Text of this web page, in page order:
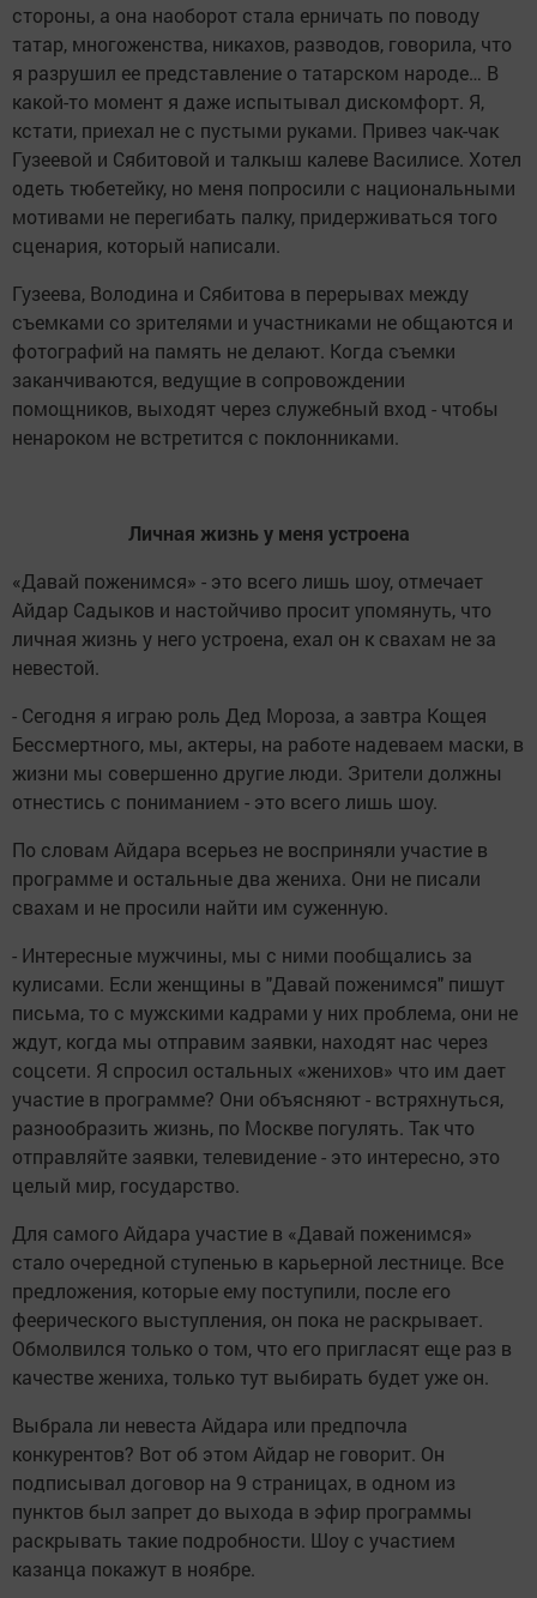
стороны, а она наоборот стала ерничать по поводу
татар, многоженства, никахов, разводов, говорила, что
я разрушил ее представление о татарском народе… В
какой-то момент я даже испытывал дискомфорт. Я,
кстати, приехал не с пустыми руками. Привез чак-чак
Гузеевой и Сябитовой и талкыш калеве Василисе. Хотел
одеть тюбетейку, но меня попросили с национальными
мотивами не перегибать палку, придерживаться того
сценария, который написали.
Гузеева, Володина и Сябитова в перерывах между
съемками со зрителями и участниками не общаются и
фотографий на память не делают. Когда съемки
заканчиваются, ведущие в сопровождении
помощников, выходят через служебный вход - чтобы
ненароком не встретится с поклонниками.
Личная жизнь у меня устроена
«Давай поженимся» - это всего лишь шоу, отмечает
Айдар Садыков и настойчиво просит упомянуть, что
личная жизнь у него устроена, ехал он к свахам не за
невестой.
- Сегодня я играю роль Дед Мороза, а завтра Кощея
Бессмертного, мы, актеры, на работе надеваем маски, в
жизни мы совершенно другие люди. Зрители должны
отнестись с пониманием - это всего лишь шоу.
По словам Айдара всерьез не восприняли участие в
программе и остальные два жениха. Они не писали
свахам и не просили найти им суженную.
- Интересные мужчины, мы с ними пообщались за
кулисами. Если женщины в "Давай поженимся" пишут
письма, то с мужскими кадрами у них проблема, они не
ждут, когда мы отправим заявки, находят нас через
соцсети. Я спросил остальных «женихов» что им дает
участие в программе? Они объясняют - встряхнуться,
разнообразить жизнь, по Москве погулять. Так что
отправляйте заявки, телевидение - это интересно, это
целый мир, государство.
Для самого Айдара участие в «Давай поженимся»
стало очередной ступенью в карьерной лестнице. Все
предложения, которые ему поступили, после его
феерического выступления, он пока не раскрывает.
Обмолвился только о том, что его пригласят еще раз в
качестве жениха, только тут выбирать будет уже он.
Выбрала ли невеста Айдара или предпочла
конкурентов? Вот об этом Айдар не говорит. Он
подписывал договор на 9 страницах, в одном из
пунктов был запрет до выхода в эфир программы
раскрывать такие подробности. Шоу с участием
казанца покажут в ноябре.